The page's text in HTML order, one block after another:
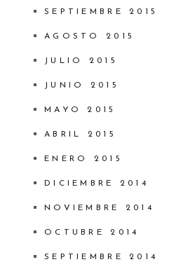
SEPTIEMBRE 2015
AGOSTO 2015
JULIO 2015
JUNIO 2015
MAYO 2015
ABRIL 2015
ENERO 2015
DICIEMBRE 2014
NOVIEMBRE 2014
OCTUBRE 2014
SEPTIEMBRE 2014